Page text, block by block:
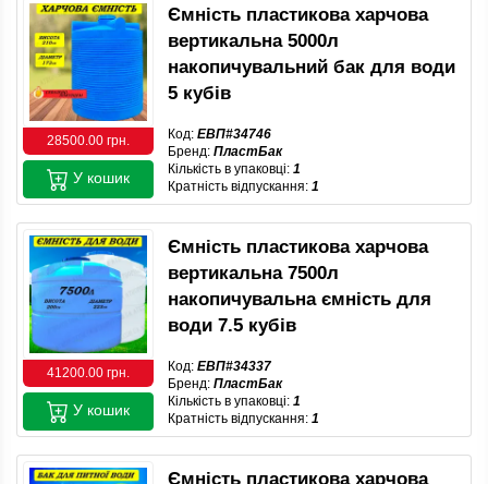
28500.00 грн.
Ємність пластикова харчова
вертикальна 5000л
накопичувальний бак для води
5 кубів
Код: ЕВП#34746
Бренд: ПластБак
Кількість в упаковці: 1
Кратність відпускання: 1
У кошик
41200.00 грн.
Ємність пластикова харчова
вертикальна 7500л
накопичувальна ємність для
води 7.5 кубів
Код: ЕВП#34337
Бренд: ПластБак
Кількість в упаковці: 1
Кратність відпускання: 1
У кошик
Ємність пластикова харчова